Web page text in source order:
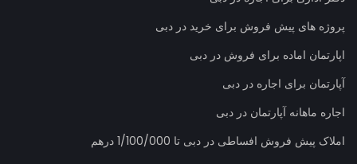
پروژه های پیش فروش برای خرید در دبی
اپارتمان اماده برای فروش در دبی
آپارتمان برای اجاره در دبی
اجاره ماهانه آپارتمان در دبی
املاک پیش فروش افساطی در دبی تا 1/100/000 درهم